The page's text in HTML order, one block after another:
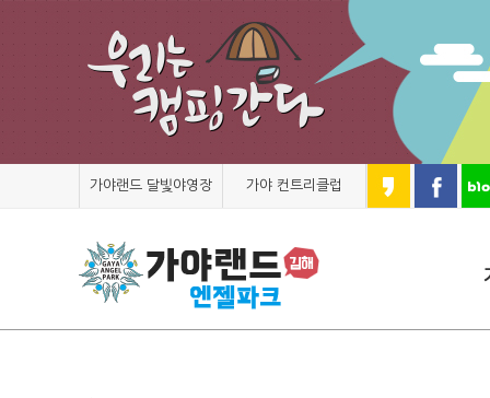
가야랜드 달빛야영장 가야 컨트리클럽